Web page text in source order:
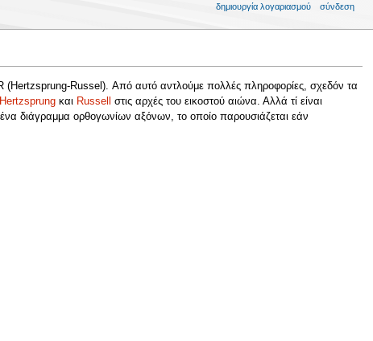
(Hertzsprung-Russel). Από αυτό αντλούμε πολλές πληροφορίες, σχεδόν τα
Hertzsprungκαι Russell
στις αρχές του εικοστού αιώνα. Αλλά τί είναι
διάγραμμα ορθογωνίων αξόνων, το οποίο παρουσιάζεται εάν
δημιουργία λογαριασμού σύνδεση